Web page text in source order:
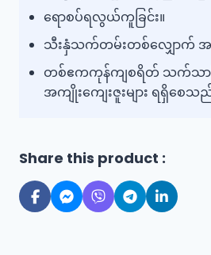
ရောစပ်ရလွယ်ကူခြင်း။
သီးနှံသက်တမ်းတစ်လျှောက် အသုံ
တစ်ဧကကုန်ကျစရိတ် သက်သာခ
အကျိုးကျေးဇူးများ ရရှိစေသ
Share this product :